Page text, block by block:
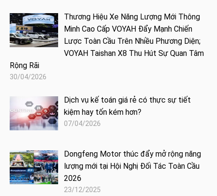
Thương Hiệu Xe Năng Lượng Mới Thông
Minh Cao Cấp VOYAH Đẩy Mạnh Chiến
Lược Toàn Cầu Trên Nhiều Phương Diện;
VOYAH Taishan X8 Thu Hút Sự Quan Tâm
Rộng Rãi
30/04/2026
Dịch vụ kế toán giá rẻ có thực sự tiết
kiệm hay tốn kém hơn?
07/04/2026
Dongfeng Motor thúc đẩy mở rộng năng
lượng mới tại Hội Nghị Đối Tác Toàn Cầu
2026
23/12/2025